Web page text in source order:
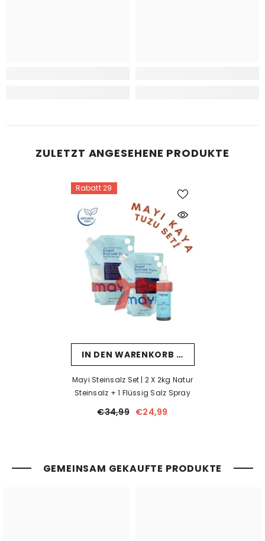
ZULETZT ANGESEHENE PRODUKTE
Rabatt 29
IN DEN WARENKORB LEGEN
Mayi Steinsalz Set | 2 X 2kg Natur
Steinsalz + 1 Flüssig Salz Spray
€34,99 €24,99
GEMEINSAM GEKAUFTE PRODUKTE